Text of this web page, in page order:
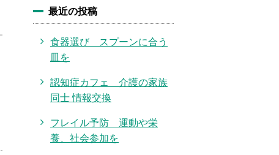
最近の投稿
食器選び スプーンに合う
皿を
認知症カフェ 介護の家族
同士 情報交換
フレイル予防 運動や栄
養、社会参加を